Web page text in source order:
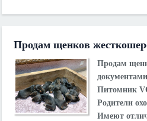
Продам щенков
Продам
Питомник
Родители
Имеют